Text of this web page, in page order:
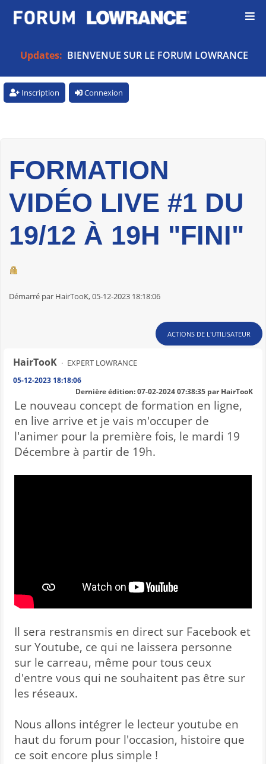
Updates: BIENVENUE SUR LE FORUM LOWRANCE
Inscription Connexion
FORMATION
VIDÉO LIVE #1 DU
19/12 À 19H "FINI"
Démarré par HairTooK, 05-12-2023 18:18:06
ACTIONS DE L'UTILISATEUR
HairTooK EXPERT LOWRANCE
05-12-2023 18:18:06
Dernière édition: 07-02-2024 07:38:35 par HairTooK
Le nouveau concept de formation en ligne,
en live arrive et je vais m'occuper de
l'animer pour la première fois, le mardi 19
Décembre à partir de 19h.
Il sera restransmis en direct sur Facebook et
sur Youtube, ce qui ne laissera personne
sur le carreau, même pour tous ceux
d'entre vous qui ne souhaitent pas être sur
les réseaux.
Nous allons intégrer le lecteur youtube en
haut du forum pour l'occasion, histoire que
ce soit encore plus simple !